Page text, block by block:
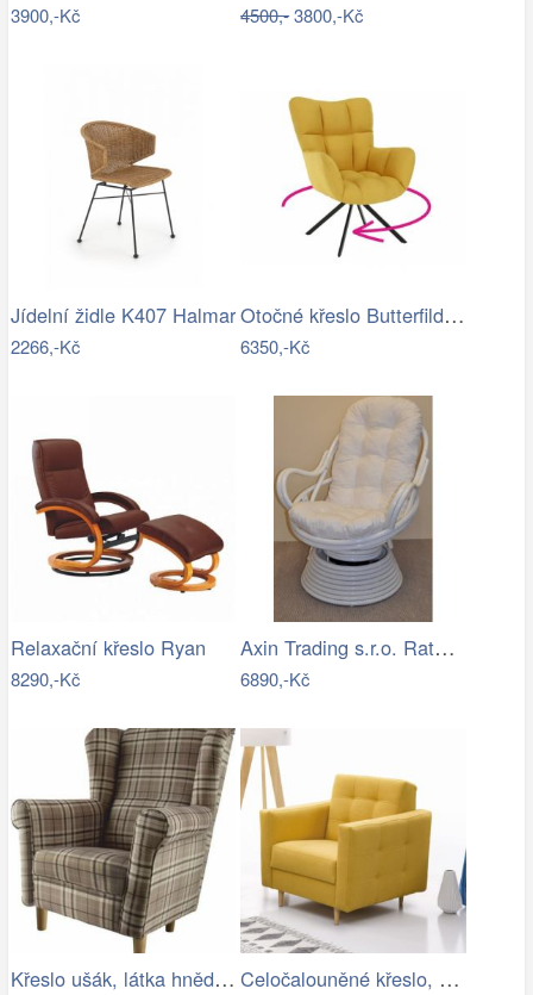
3900,-Kč 4500,-3800,-Kč
Jídelní židle K407 Halmar
2266,-Kč
Otočné křeslo Butterfild, žlutá
6350,-Kč
Relaxační křeslo Ryan
8290,-Kč
Axin Trading s.r.o. Ratanové houpací…
6890,-Kč
Křeslo ušák, látka hnědé káro, Charlot… Celočalouněné křeslo, hořčicová látka,…